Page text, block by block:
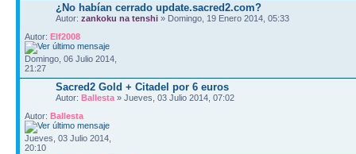
¿No habían cerrado update.sacred2.com?
Autor: zankoku na tenshi » Domingo, 19 Enero 2014, 05:33
Autor: Elf2008
Domingo, 06 Julio 2014,
21:27
Sacred2 Gold + Citadel por 6 euros
Autor: Ballesta » Jueves, 03 Julio 2014, 07:02
Autor: Ballesta
Jueves, 03 Julio 2014,
20:10